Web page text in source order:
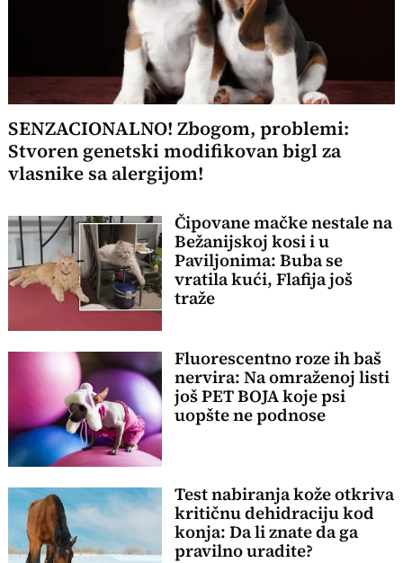
SENZACIONALNO! Zbogom, problemi:
Stvoren genetski modifikovan bigl za
vlasnike sa alergijom!
Čipovane mačke nestale na
Bežanijskoj kosi i u
Paviljonima: Buba se
vratila kući, Flafija još
traže
Fluorescentno roze ih baš
nervira: Na omraženoj listi
još PET BOJA koje psi
uopšte ne podnose
Test nabiranja kože otkriva
kritičnu dehidraciju kod
konja: Da li znate da ga
pravilno uradite?